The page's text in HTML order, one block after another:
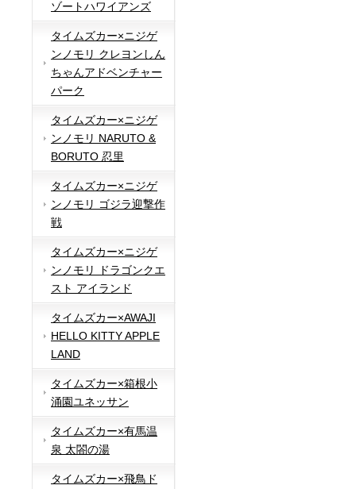
ゾートハワイアンズ
タイムズカー×ニジゲ
ンノモリ クレヨンしん
ちゃんアドベンチャー
パーク
タイムズカー×ニジゲ
ンノモリ NARUTO &
BORUTO 忍里
タイムズカー×ニジゲ
ンノモリ ゴジラ迎撃作
戦
タイムズカー×ニジゲ
ンノモリ ドラゴンクエ
スト アイランド
タイムズカー×AWAJI
HELLO KITTY APPLE
LAND
タイムズカー×箱根小
涌園ユネッサン
タイムズカー×有馬温
泉 太閤の湯
タイムズカー×飛鳥ド